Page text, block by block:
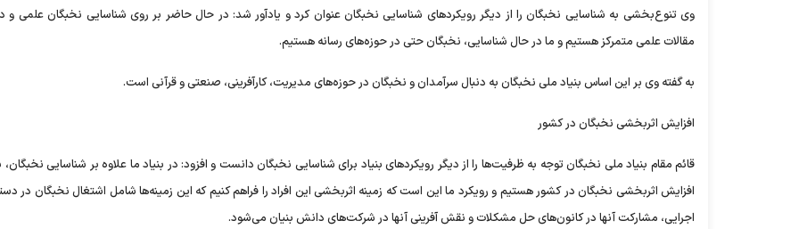
وی تنوع‌بخشی به شناسایی نخبگان را از دیگر رویکردهای شناسایی نخبگان عنوان کرد و یادآور شد: در حال حاضر بر روی شناسایی نخبگان علمی و
مقالات علمی متمرکز هستیم و ما در حال شناسایی، نخبگان حتی در حوزه‌های رسانه هستیم.
به گفته وی بر این اساس بنیاد ملی نخبگان به دنبال سرآمدان و نخبگان در حوزه‌های مدیریت، کارآفرینی، صنعتی و قرآنی است‌.
افزایش اثربخشی نخبگان در کشور
قائم مقام بنیاد ملی نخبگان توجه به ظرفیت‌ها را از دیگر رویکردهای بنیاد برای شناسایی نخبگان دانست و افزود: در بنیاد ما علاوه بر شناسایی نخبگان،
افزایش اثربخشی نخبگان در کشور هستیم و رویکرد ما این است که زمینه اثربخشی این افراد را فراهم کنیم که این زمینه‌ها شامل اشتغال نخبگان در
اجرایی، مشارکت آنها در کانون‌های حل مشکلات و نقش آفرینی آنها در شرکت‌های دانش بنیان می‌شود.